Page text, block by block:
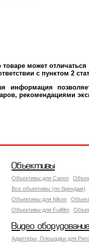
может
с пунктом 2
информация
рекомендациями
Объективы
Объективы для Canon
Все объективы (по брендам)
Объективы для Nikon
Объективы для Fujifilm
Видео оборудование
Адаптеры, Площадки для